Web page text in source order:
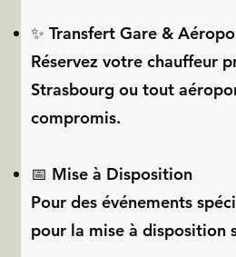
✨ Transfert Gare &
Réservez votre chauffeur
Strasbourg ou tout
compromis.
📅 Mise à Disposition
Pour des événements
pour la mise à disposition